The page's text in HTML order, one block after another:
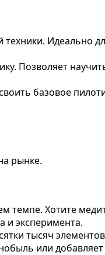
Идеально
Позволяет
базовое
рынке.
темпе. Хотите
и эксперимента.
тысяч
или